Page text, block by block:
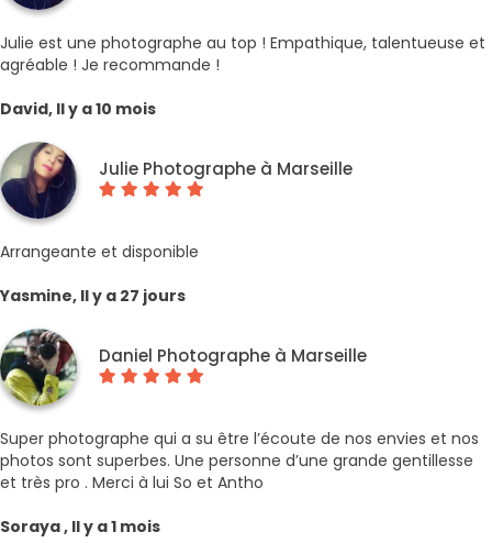
Julie est une photographe au top ! Empathique, talentueuse et
agréable ! Je recommande !
David, Il y a 10 mois
Julie Photographe à Marseille
Arrangeante et disponible
Yasmine, Il y a 27 jours
Daniel Photographe à Marseille
Super photographe qui a su être l’écoute de nos envies et nos
photos sont superbes. Une personne d’une grande gentillesse
et très pro . Merci à lui So et Antho
Soraya , Il y a 1 mois